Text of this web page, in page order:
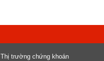
Thị trường chứng khoán